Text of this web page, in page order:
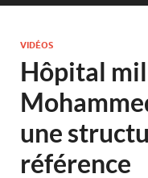
VIDÉOS
Hôpital
une
référence